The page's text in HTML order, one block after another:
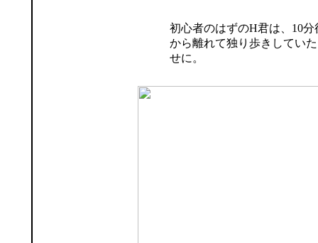
初心者のはずのH君は、10分
から離れて独り歩きしてい
せに。